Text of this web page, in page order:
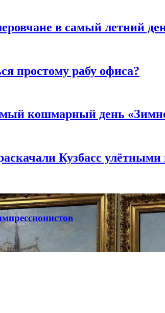
в самый летний
простому рабу офиса?
кошмарный день
Кузбасс улётными